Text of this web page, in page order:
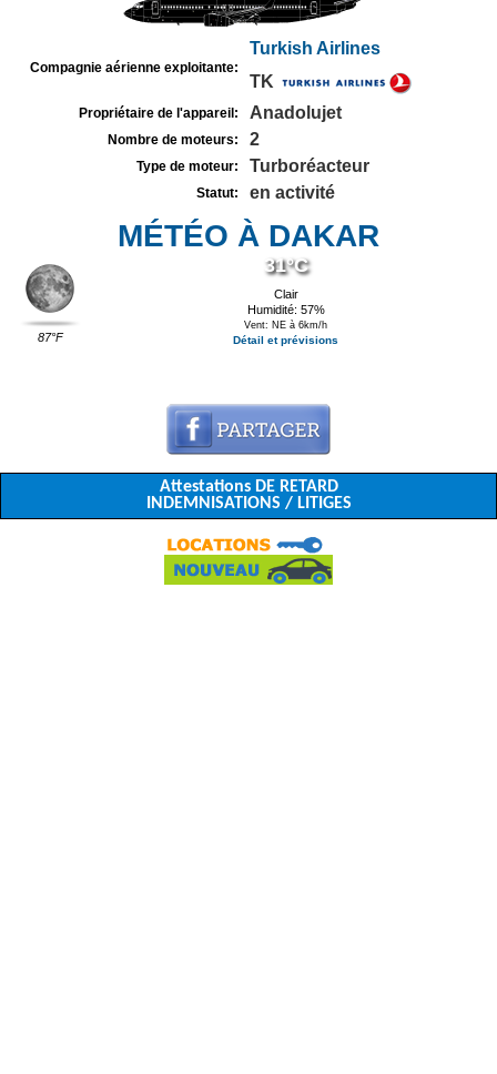
Compagnie aérienne exploitante:
Turkish Airlines
TK
Propriétaire de l'appareil: Anadolujet
Nombre de moteurs: 2
Type de moteur: Turboréacteur
Statut: en activité
MÉTÉO À DAKAR
87°F
31°C
Clair
Humidité: 57%
Vent: NE à 6km/h
Détail et prévisions
Attestations DE RETARD
INDEMNISATIONS / LITIGES